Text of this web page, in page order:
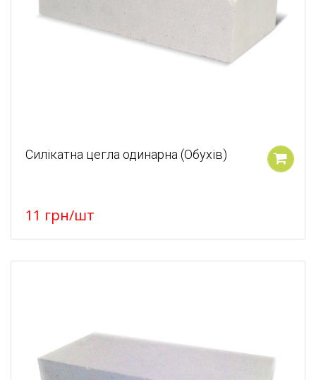
Силікатна цегла одинарна (Обухів)
11 грн/шт